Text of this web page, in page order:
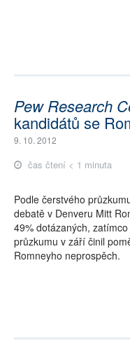
Pew Research
kandidátů se
9. 10. 2012
čas čtení < 1 minuta
Podle čerstvého
debatě v Denveru Mitt
49% dotázaných,
průzkumu v září činil
Romneyho neprospěch.